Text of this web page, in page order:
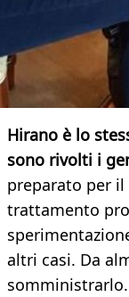
Hirano è lo
sono rivolti i
preparato per
trattamento
altri casi. Da